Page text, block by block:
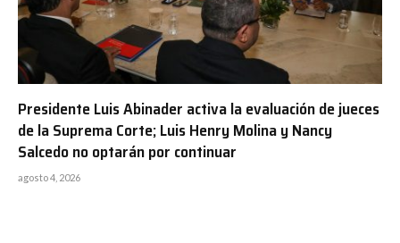
Presidente Luis Abinader activa la evaluación de jueces
de la Suprema Corte; Luis Henry Molina y Nancy
Salcedo no optarán por continuar
agosto 4, 2026